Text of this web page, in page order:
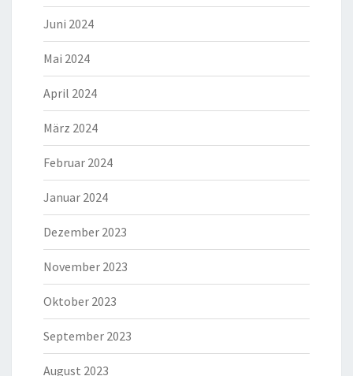
Juni 2024
Mai 2024
April 2024
März 2024
Februar 2024
Januar 2024
Dezember 2023
November 2023
Oktober 2023
September 2023
August 2023